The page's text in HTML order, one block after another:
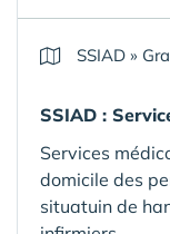
SSIAD »
SSIAD :
Services
domicile des
situatuin de